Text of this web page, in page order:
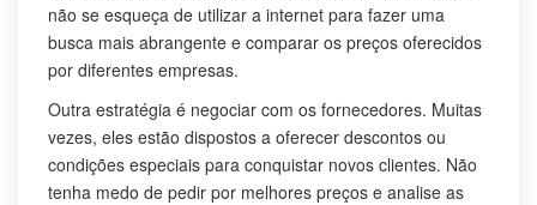
não se esqueça de utilizar a internet para fazer uma
busca mais abrangente e comparar os preços oferecidos
por diferentes empresas.
Outra estratégia é negociar com os fornecedores. Muitas
vezes, eles estão dispostos a oferecer descontos ou
condições especiais para conquistar novos clientes. Não
tenha medo de pedir por melhores preços e analise as